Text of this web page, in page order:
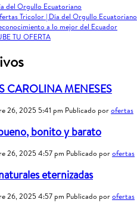
del Orgullo Ecuatoriano
Tricolor | Día del Orgullo Ecuatoriano
a lo mejor del Ecuador
TU OFERTA
CAROLINA MENESES
26, 2025 5:41 pm Publicado porofertas
bonito y barato
26, 2025 4:57 pm Publicado porofertas
eternizadas
26, 2025 4:57 pm Publicado porofertas